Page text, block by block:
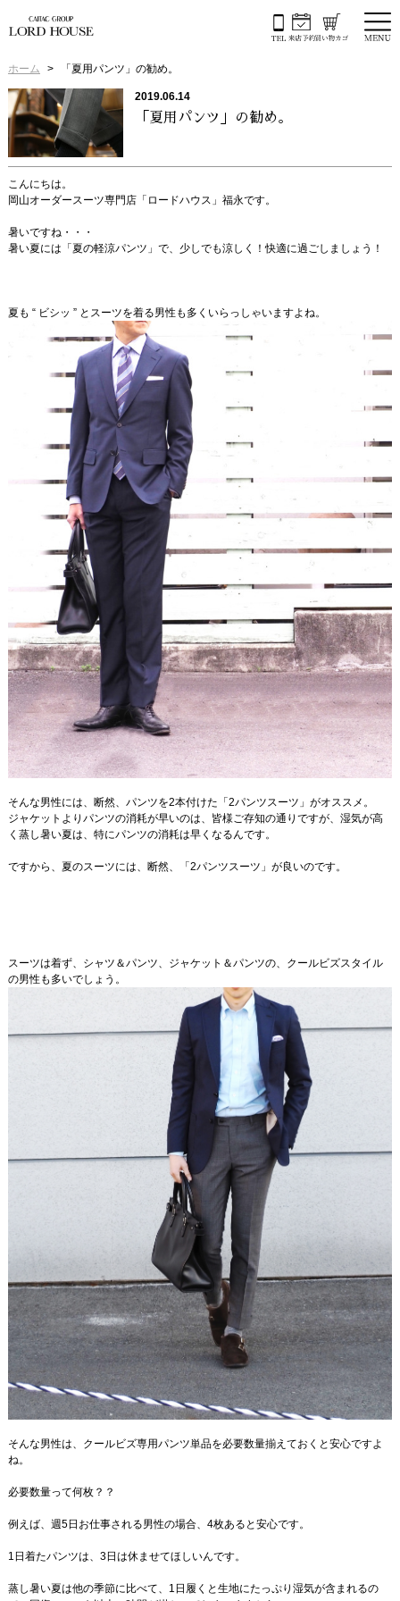
ホーム 「夏用パンツ」の勧め。
2019.06.14
「夏用パンツ」の勧め。
こんにちは。
岡山オーダースーツ専門店「ロードハウス」福永です。
暑いですね・・・
暑い夏には「夏の軽涼パンツ」で、少しでも涼しく！快適に過ごしましょう！
夏も “ ビシッ ” とスーツを着る男性も多くいらっしゃいますよね。
そんな男性には、断然、パンツを2本付けた「2パンツスーツ」がオススメ。
ジャケットよりパンツの消耗が早いのは、皆様ご存知の通りですが、湿気が高
く蒸し暑い夏は、特にパンツの消耗は早くなるんです。
ですから、夏のスーツには、断然、「2パンツスーツ」が良いのです。
スーツは着ず、シャツ＆パンツ、ジャケット＆パンツの、クールビズスタイル
の男性も多いでしょう。
そんな男性は、クールビズ専用パンツ単品を必要数量揃えておくと安心ですよ
ね。
必要数量って何枚？？
例えば、週5日お仕事される男性の場合、4枚あると安心です。
1日着たパンツは、3日は休ませてほしいんです。
蒸し暑い夏は他の季節に比べて、1日履くと生地にたっぷり湿気が含まれるの